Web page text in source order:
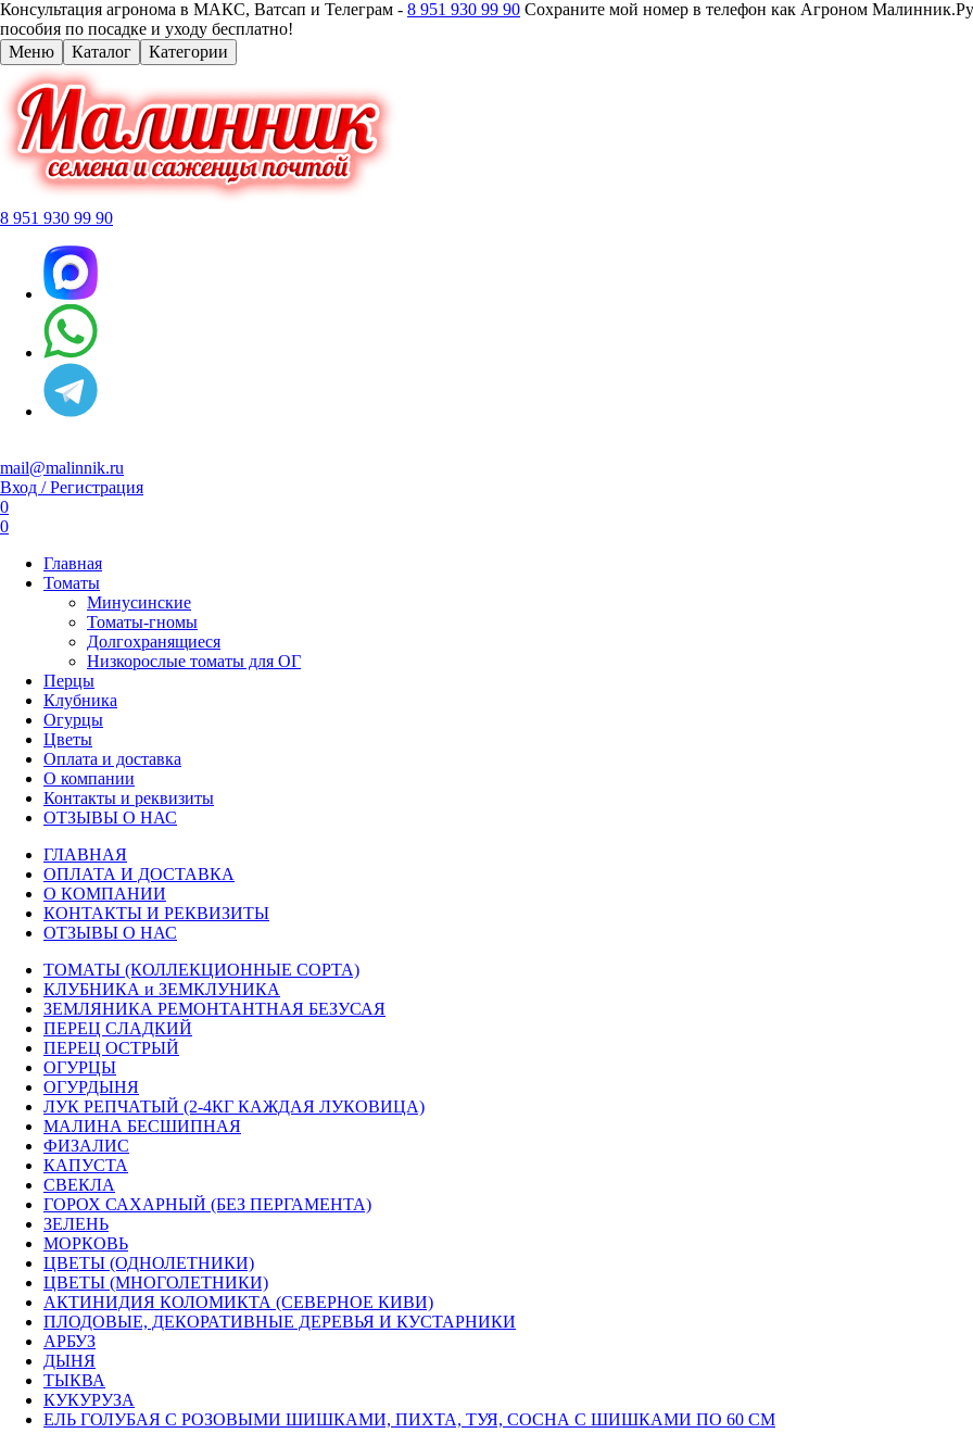
Консультация агронома в МАКС, Ватсап и Телеграм - 8 951 930 99 90 Сохраните мой номер в телефон как Агроном
пособия по посадке и уходу бесплатно!
Меню
Каталог Категории
8 951 930 99 90
mail@malinnik.ru
Вход / Регистрация
0
0
Главная
Томаты
Минусинские
Томаты-гномы
Долгохранящиеся
Низкорослые томаты для ОГ
Перцы
Клубника
Огурцы
Цветы
Оплата и доставка
О компании
Контакты и реквизиты
ОТЗЫВЫ О НАС
ГЛАВНАЯ
ОПЛАТА И ДОСТАВКА
О КОМПАНИИ
КОНТАКТЫ И РЕКВИЗИТЫ
ОТЗЫВЫ О НАС
ТОМАТЫ (КОЛЛЕКЦИОННЫЕ СОРТА)
КЛУБНИКА и ЗЕМКЛУНИКА
ЗЕМЛЯНИКА РЕМОНТАНТНАЯ БЕЗУСАЯ
ПЕРЕЦ СЛАДКИЙ
ПЕРЕЦ ОСТРЫЙ
ОГУРЦЫ
ОГУРДЫНЯ
ЛУК РЕПЧАТЫЙ (2-4КГ КАЖДАЯ ЛУКОВИЦА)
МАЛИНА БЕСШИПНАЯ
ФИЗАЛИС
КАПУСТА
СВЕКЛА
ГОРОХ САХАРНЫЙ (БЕЗ ПЕРГАМЕНТА)
ЗЕЛЕНЬ
МОРКОВЬ
ЦВЕТЫ (ОДНОЛЕТНИКИ)
ЦВЕТЫ (МНОГОЛЕТНИКИ)
АКТИНИДИЯ КОЛОМИКТА (СЕВЕРНОЕ КИВИ)
ПЛОДОВЫЕ, ДЕКОРАТИВНЫЕ ДЕРЕВЬЯ И КУСТАРНИКИ
АРБУЗ
ДЫНЯ
ТЫКВА
КУКУРУЗА
ЕЛЬ ГОЛУБАЯ С РОЗОВЫМИ ШИШКАМИ, ПИХТА, ТУЯ, СОСНА С ШИШКАМИ ПО 60 СМ